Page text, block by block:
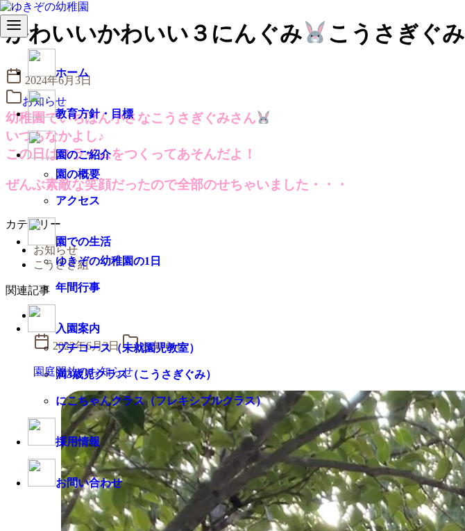
コ
ン
ン
ツ
移
動
ホーム
教育方針・目標
園のご紹介
園の概要
アクセス
園での生活
ゆきぞの幼稚園の1日
年間行事
入園案内
プチコース（未就園児教室）
満3歳児クラス（こうさぎぐみ）
にこちゃんクラス（フレキシブルクラス）
採用情報
お問い合わせ
かわいいかわいい３にんぐみ こうさぎぐみ
2024年6月3日
お知らせ
幼稚園でいちばん小さなこうさぎぐみさん
いつもなかよし♪
この日はスライムをつくってあそんだよ！
ぜんぶ素敵な笑顔だったので全部のせちゃいました・・・
カテゴリー
お知らせ
こうさぎ組
関連記事
2022年6月3日 お知らせ
園庭開放のお知らせ